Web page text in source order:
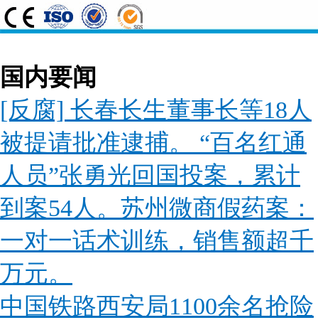
国内要闻
[反腐] 长春长生董事长等18人
被提请批准逮捕。 “百名红通
人员”张勇光回国投案，累计
到案54人。苏州微商假药案：
一对一话术训练，销售额超千
万元。
中国铁路西安局1100余名抢险